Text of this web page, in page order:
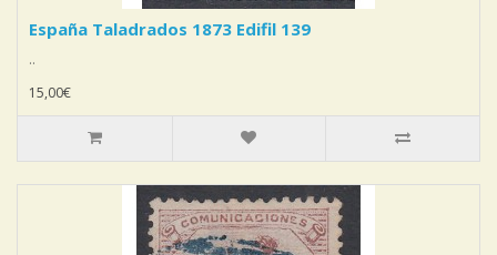
España Taladrados 1873 Edifil 139
..
15,00€